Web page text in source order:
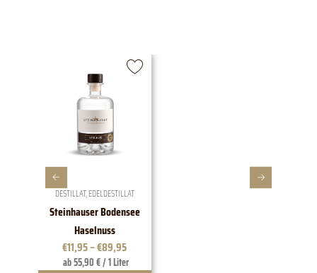
DESTILLAT,EDELDESTILLAT
Steinhauser Bodensee
Haselnuss
€11,95–€89,95
ab 55,90 € / 1 Liter